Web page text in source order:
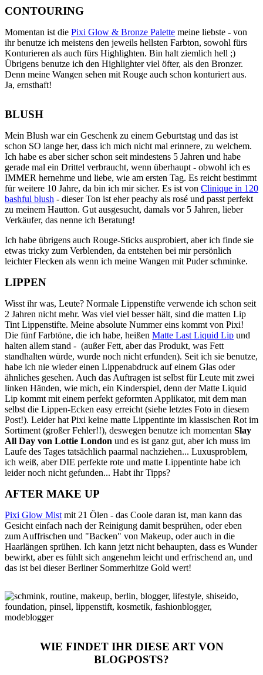
CONTOURING
Momentan ist die Pixi Glow & Bronze Palette meine liebste - von
ihr benutze ich meistens den jeweils hellsten Farbton, sowohl fürs
Konturieren als auch fürs Highlighten. Bin halt ziemlich hell ;)
Übrigens benutze ich den Highlighter viel öfter, als den Bronzer.
Denn meine Wangen sehen mit Rouge auch schon konturiert aus.
Ja, ernsthaft!
BLUSH
Mein Blush war ein Geschenk zu einem Geburtstag und das ist
schon SO lange her, dass ich mich nicht mal erinnere, zu welchem.
Ich habe es aber sicher schon seit mindestens 5 Jahren und habe
gerade mal ein Drittel verbraucht, wenn überhaupt - obwohl ich es
IMMER hernehme und liebe, wie am ersten Tag. Es reicht bestimmt
für weitere 10 Jahre, da bin ich mir sicher. Es ist von Clinique in 120
bashful blush - dieser Ton ist eher peachy als rosé und passt perfekt
zu meinem Hautton. Gut ausgesucht, damals vor 5 Jahren, lieber
Verkäufer, das nenne ich Beratung!
Ich habe übrigens auch Rouge-Sticks ausprobiert, aber ich finde sie
etwas tricky zum Verblenden, da entstehen bei mir persönlich
leichter Flecken als wenn ich meine Wangen mit Puder schminke.
LIPPEN
Wisst ihr was, Leute? Normale Lippenstifte verwende ich schon seit
2 Jahren nicht mehr. Was viel viel besser hält, sind die matten Lip
Tint Lippenstifte. Meine absolute Nummer eins kommt von Pixi!
Die fünf Farbtöne, die ich habe, heißen Matte Last Liquid Lip und
halten allem stand - (außer Fett, aber das Produkt, was Fett
standhalten würde, wurde noch nicht erfunden). Seit ich sie benutze,
habe ich nie wieder einen Lippenabdruck auf einem Glas oder
ähnliches gesehen. Auch das Auftragen ist selbst für Leute mit zwei
linken Händen, wie mich, ein Kinderspiel, denn der Matte Liquid
Lip kommt mit einem perfekt geformten Applikator, mit dem man
selbst die Lippen-Ecken easy erreicht (siehe letztes Foto in diesem
Post!). Leider hat Pixi keine matte Lippentinte im klassischen Rot im
Sortiment (großer Fehler!!), deswegen benutze ich momentan Slay
All Day von Lottie London und es ist ganz gut, aber ich muss im
Laufe des Tages tatsächlich paarmal nachziehen... Luxusproblem,
ich weiß, aber DIE perfekte rote und matte Lippentinte habe ich
leider noch nicht gefunden... Habt ihr Tipps?
AFTER MAKE UP
Pixi Glow Mist mit 21 Ölen - das Coole daran ist, man kann das
Gesicht einfach nach der Reinigung damit besprühen, oder eben
zum Auffrischen und "Backen" von Makeup, oder auch in die
Haarlängen sprühen. Ich kann jetzt nicht behaupten, dass es Wunder
bewirkt, aber es fühlt sich angenehm leicht und erfrischend an, und
das ist bei dieser Berliner Sommerhitze Gold wert!
WIE FINDET IHR DIESE ART VON
BLOGPOSTS?